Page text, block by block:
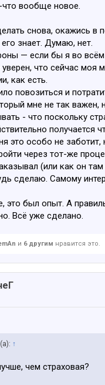
вообще новое.
снова, окажись в
знает. Думаю, нет.
— если бы я во
уверен, что сейчас
как есть.
повозиться и
мне не так важен,
- что поскольку
получается
это особо не заботит,
через тот-же
(или как он
сделаю. Самому
это был опыт. А
Всё уже сделано.
и 6 другим нравится это.
↑
чем страховая?